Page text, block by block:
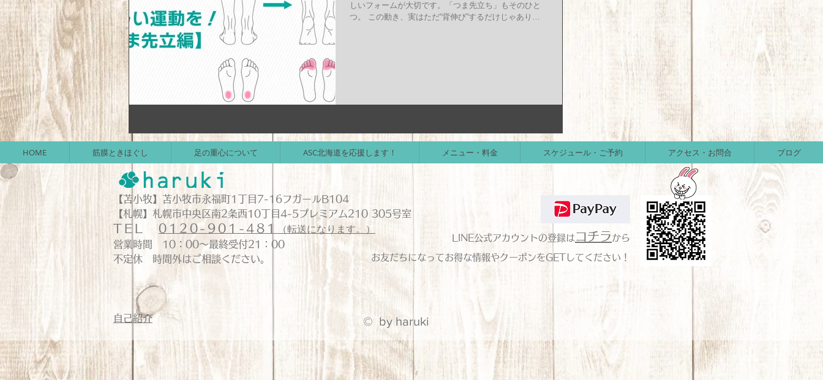
しいフォームが大切です。「つま先立ち」もそのひと
つ。 この動き、実はただ“背伸び”するだけじゃありま
【苫小牧】苫小牧市永福町1丁目7-16フガールB104
【札幌】札幌市中央区南2条西10丁目4-5プレミアム210 305号室
TEL012 0-901- 481 （転送になります。）
営業時間 10：00～最終受付21：00
不定休 時間外はご相談ください。
LINE公式アカウントの登録は コチラ から
お友だちになってお得な情報やクーポンをGETしてください！
自己紹介 © by haruki
HOME 筋膜ときほぐし 足の重心について ASC北海道を応援します！ メニュー・料金 スケジュール・ご予約 アクセス・お問合 ブログ